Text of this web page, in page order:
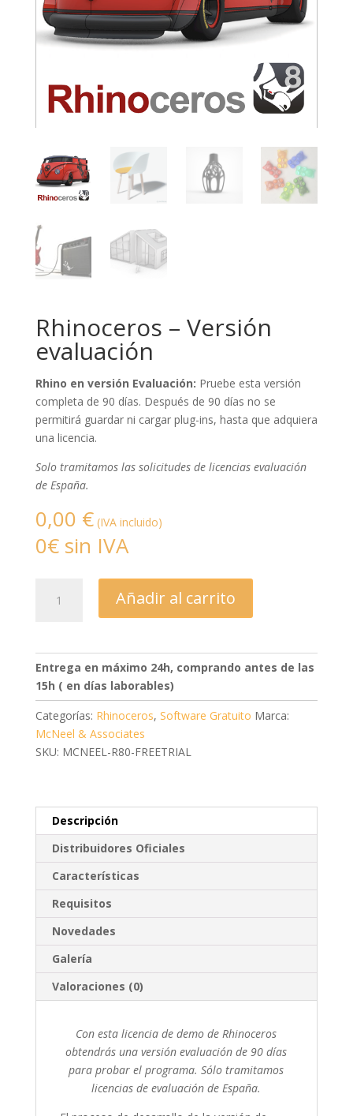
Rhinoceros – Versión
evaluación
Rhino en versión Evaluación: Pruebe esta versión
completa de 90 días. Después de 90 días no se
permitirá guardar ni cargar plug-ins, hasta que adquiera
una licencia.
Solo tramitamos las solicitudes de licencias evaluación
de España.
0,00 € (IVA incluido)
0€ sin IVA
Añadir al carrito
Entrega en máximo 24h, comprando antes de las
15h ( en días laborables)
Categorías: Rhinoceros, Software Gratuito Marca:
McNeel & Associates
SKU: MCNEEL-R80-FREETRIAL
Descripción
Distribuidores Oficiales
Características
Requisitos
Novedades
Galería
Valoraciones (0)
Con esta licencia de demo de Rhinoceros
obtendrás una versión evaluación de 90 días
para probar el programa. Sólo tramitamos
licencias de evaluación de España.